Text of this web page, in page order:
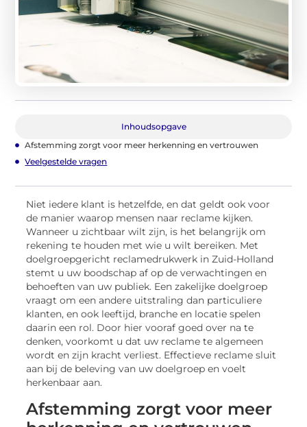
Inhoudsopgave
Afstemming zorgt voor meer herkenning en vertrouwen
Veelgestelde vragen
Niet iedere klant is hetzelfde, en dat geldt ook voor
de manier waarop mensen naar reclame kijken.
Wanneer u zichtbaar wilt zijn, is het belangrijk om
rekening te houden met wie u wilt bereiken. Met
doelgroepgericht reclamedrukwerk in Zuid-Holland
stemt u uw boodschap af op de verwachtingen en
behoeften van uw publiek. Een zakelijke doelgroep
vraagt om een andere uitstraling dan particuliere
klanten, en ook leeftijd, branche en locatie spelen
daarin een rol. Door hier vooraf goed over na te
denken, voorkomt u dat uw reclame te algemeen
wordt en zijn kracht verliest. Effectieve reclame sluit
aan bij de beleving van uw doelgroep en voelt
herkenbaar aan.
Afstemming zorgt voor meer